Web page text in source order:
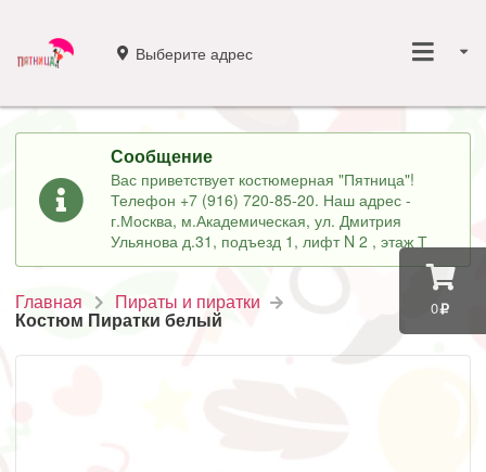
0
Выберите адрес
Сообщение
Вас приветствует костюмерная "Пятница"!
Телефон +7 (916) 720-85-20. Наш адрес -
г.Москва, м.Академическая, ул. Дмитрия
Ульянова д.31, подъезд 1, лифт N 2 , этаж Т
Главная Пираты и пиратки
Костюм Пиратки белый